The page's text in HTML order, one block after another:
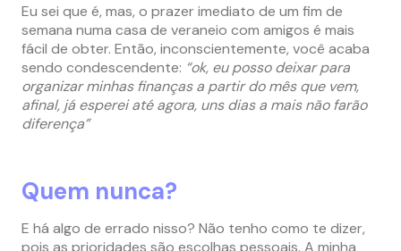
Eu sei que é, mas, o prazer imediato de um fim de
semana numa casa de veraneio com amigos é mais
fácil de obter. Então, inconscientemente, você acaba
sendo condescendente: “ok, eu posso deixar para
organizar minhas finanças a partir do mês que vem,
afinal, já esperei até agora, uns dias a mais não farão
diferença”
Quem nunca?
E há algo de errado nisso? Não tenho como te dizer,
pois as prioridades são escolhas pessoais. A minha